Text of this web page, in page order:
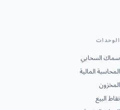
الوحدات
سماك السحابي
المحاسبة المالية
المخزون
نقاط البيع